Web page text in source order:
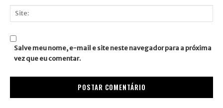
mail:*
Salve meu nome, e-mail e site neste navegador para a próxima
vez que eu comentar.